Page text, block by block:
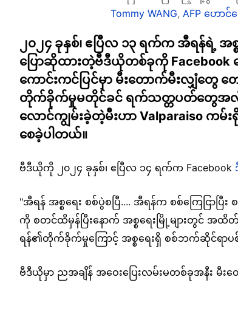
Tommy WANG, AFP ဟောင်
၂၀၂၄ ခုနှစ်၊ ဧပြီလ ၁၃ ရက်က အီရန်ရဲ့ အ
ပြောဆိုထားတဲ့ဗီဒီယိုတစ်ခုကို Facebook
ကောင်းကင်ပြင်မှာ မီးတောက်မီးလျှံတွေ
တိုက်ခိုက်မှုမတိုင်ခင် ရက်သတ္တပတ်တွေအလို
လောင်ကျွမ်းခဲ့တဲ့မီးဟာ Valparaiso ကမ်
စေခဲ့ပါတယ်။
ဗီဒီယိုကို ၂၀၂၄ ခုနှစ်၊ ဧပြီလ ၁၄ ရက်က Facebook
"အီရန် အစ္စရေး စစ်ပွဲစပြီ.... အီရန်က စစ်ကြေငြာပ
ကို စတင်ထိမှန်ပြီးနောက် အစ္စရေးမြို့များတွင်
ရန်၏တိုက်ခိုက်မှုကြောင့် အစ္စရေးရှိ စစ်ဘက်ဆိုင်ရာပ
ဗီဒီယိုမှာ ညအချိန် အဝေးပြေးလမ်းမတစ်ခုအနီး မီ